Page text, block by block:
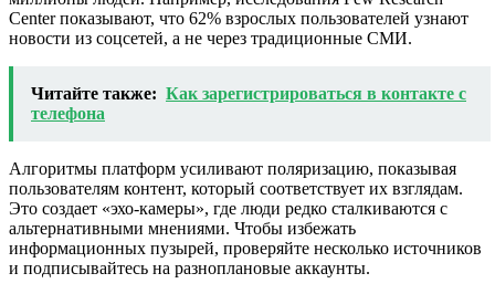
Center показывают, что 62% взрослых пользователей узнают
новости из соцсетей, а не через традиционные СМИ.
Читайте также: Как зарегистрироваться в контакте с
телефона
Алгоритмы платформ усиливают поляризацию, показывая
пользователям контент, который соответствует их взглядам.
Это создает «эхо-камеры», где люди редко сталкиваются с
альтернативными мнениями. Чтобы избежать
информационных пузырей, проверяйте несколько источников
и подписывайтесь на разноплановые аккаунты.